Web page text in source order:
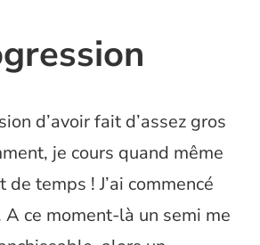
d’avoir fait d’assez gros
je cours quand même
temps ! J’ai commencé
ce moment-là un semi me